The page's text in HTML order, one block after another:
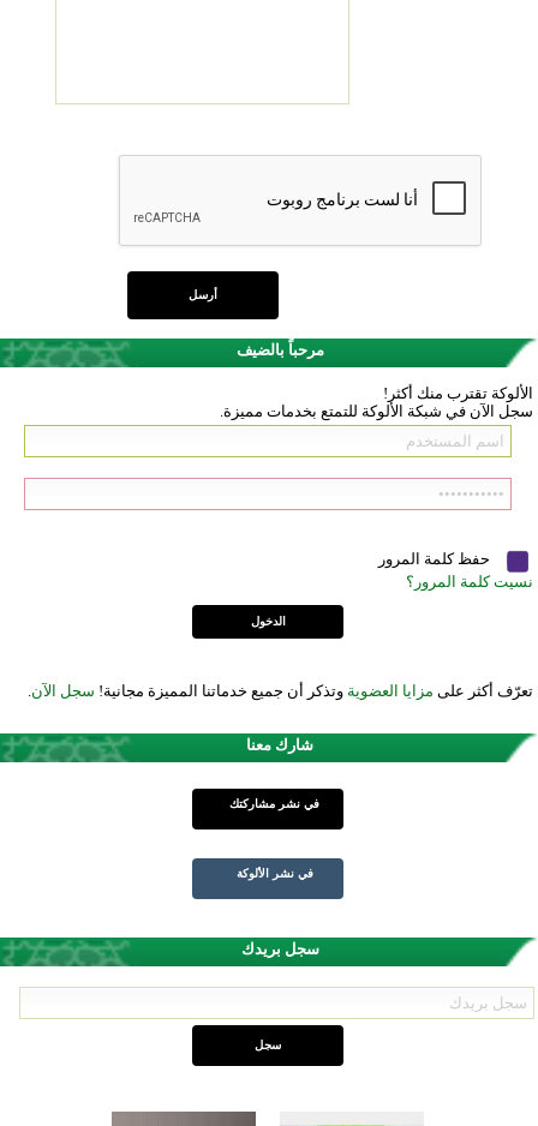
مرحباً بالضيف
الألوكة تقترب منك أكثر!
سجل الآن في شبكة الألوكة للتمتع بخدمات مميزة.
حفظ كلمة المرور
نسيت كلمة المرور؟
تعرّف أكثر على مزايا العضوية وتذكر أن جميع خدماتنا المميزة مجانية! سجل الآن
شارك معنا
في نشر مشاركتك
في نشر الألوكة
سجل بريدك